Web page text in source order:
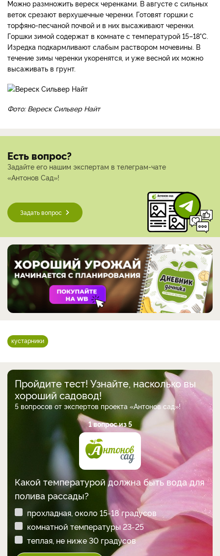
Можно размножить вереск черенками. В августе с сильных
веток срезают верхушечные черенки. Готовят горшки с
торфяно-песчаной почвой и в них высаживают черенки.
Горшки зимой содержат в комнате с температурой 15–18°С.
Изредка подкармливают слабым раствором мочевины. В
течение зимы черенки укоренятся, и уже весной их можно
высаживать в грунт.
Фото: Вереск Сильвер Найт
Есть вопрос?
Задайте его нашим экспертам в телеграм-чате
«Антонов Сад»!
Задать вопрос
кустарники
Пройдите тест! Узнайте, насколько вы
хороший садовод!
5 вопросов от экспертов проекта «Антонов сад»!
1 вопрос из 5
Какой температурой должна быть вода для
полива рассады?
прохладная, около 15-18 градусов
комнатной температуры 23-25
теплая, не ниже 30 градусов